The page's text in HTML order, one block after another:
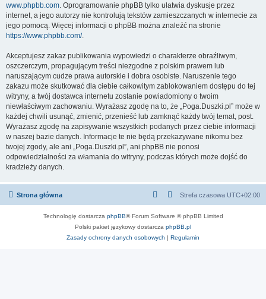
www.phpbb.com. Oprogramowanie phpBB tylko ułatwia dyskusje przez
internet, a jego autorzy nie kontrolują tekstów zamieszczanych w internecie za
jego pomocą. Więcej informacji o phpBB można znaleźć na stronie
https://www.phpbb.com/.
Akceptujesz zakaz publikowania wypowiedzi o charakterze obraźliwym,
oszczerczym, propagującym treści niezgodne z polskim prawem lub
naruszającym cudze prawa autorskie i dobra osobiste. Naruszenie tego
zakazu może skutkować dla ciebie całkowitym zablokowaniem dostępu do tej
witryny, a twój dostawca internetu zostanie powiadomiony o twoim
niewłaściwym zachowaniu. Wyrażasz zgodę na to, że „Poga.Duszki.pl” może w
każdej chwili usunąć, zmienić, przenieść lub zamknąć każdy twój temat, post.
Wyrażasz zgodę na zapisywanie wszystkich podanych przez ciebie informacji
w naszej bazie danych. Informacje te nie będą przekazywane nikomu bez
twojej zgody, ale ani „Poga.Duszki.pl”, ani phpBB nie ponosi
odpowiedzialności za włamania do witryny, podczas których może dojść do
kradzieży danych.
Strona główna Strefa czasowa UTC+02:00
Technologię dostarcza phpBB® Forum Software © phpBB Limited
Polski pakiet językowy dostarcza phpBB.pl
Zasady ochrony danych osobowych | Regulamin